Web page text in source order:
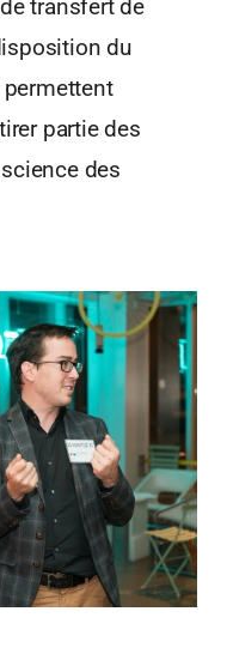
transfert de
du
partie des
des